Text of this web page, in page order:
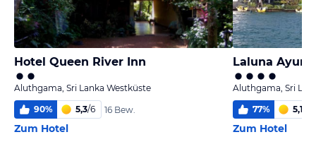
Hotel Queen River Inn
Aluthgama, Sri Lanka Westküste
90% 5,3/6 16 Bew.
Zum Hotel
Laluna
Aluthgama, Sri
77% 5,1
Zum Hotel